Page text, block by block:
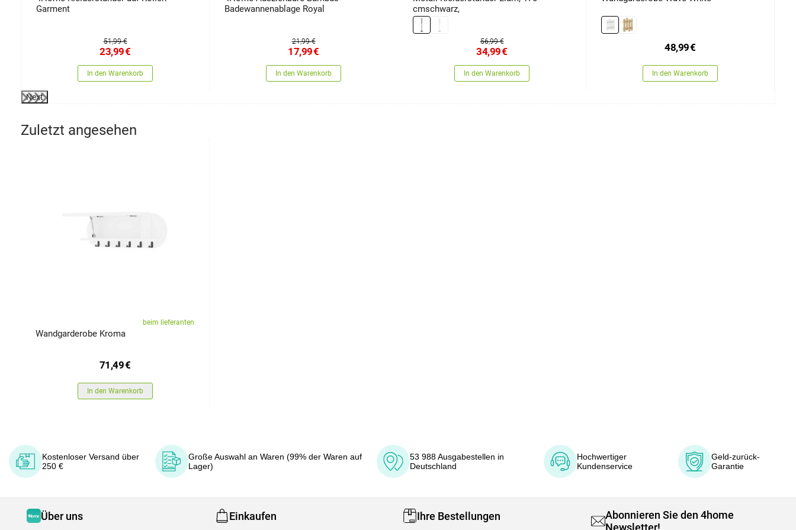
Garment
51,99 €
23,99€
In den Warenkorb
Badewannenablage Royal
21,99 €
17,99€
In den Warenkorb
cmschwarz,
56,99 €
34,99€
In den Warenkorb
48,99€
In den Warenkorb
Next
Zuletzt angesehen
beim lieferanten
Wandgarderobe Kroma
71,49€
In den Warenkorb
Kostenloser Versand über
250 €
Große Auswahl an Waren (99% der Waren auf
Lager)
53 988 Ausgabestellen in
Deutschland
Hochwertiger
Kundenservice
Geld-zurück-
Garantie
Über uns Einkaufen Ihre Bestellungen
Abonnieren Sie den 4home
Newsletter!